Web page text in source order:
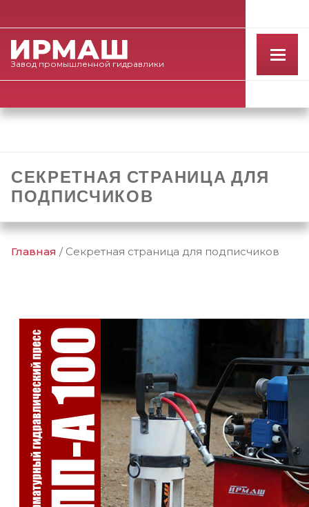
Завод промышленной гидравлики
СЕКРЕТНАЯ СТРАНИЦА ДЛЯ
ПОДПИСЧИКОВ
Главная / Секретная страница для подписчиков